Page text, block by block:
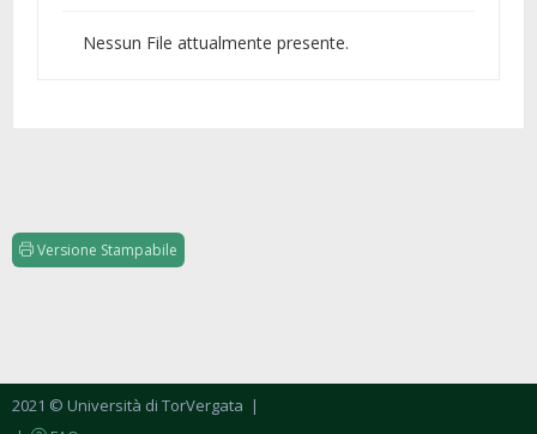
Nessun File attualmente presente.
Versione Stampabile
2021 © Università di TorVergata |